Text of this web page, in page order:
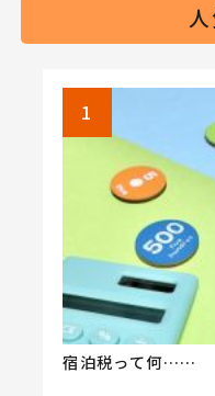
宿泊税って何……